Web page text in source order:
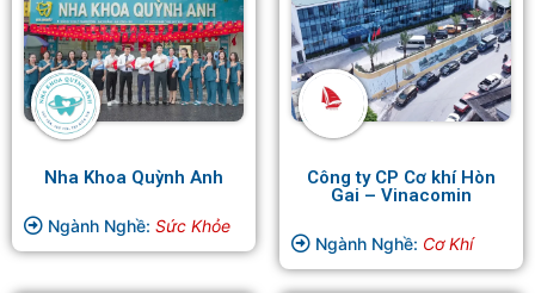
Nha Khoa Quỳnh Anh
Ngành Nghề: Sức Khỏe
Công ty CP Cơ khí Hòn
Gai – Vinacomin
Ngành Nghề: Cơ Khí